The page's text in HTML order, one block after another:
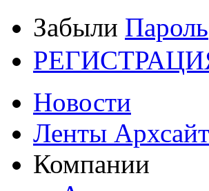
Забыли Пароль
Новости
Ленты
Компании